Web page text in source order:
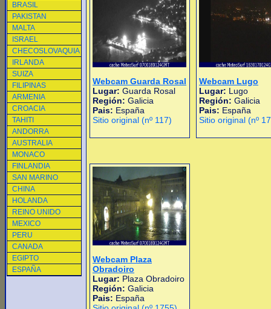
BRASIL
PAKISTAN
MALTA
ISRAEL
CHECOSLOVAQUIA
IRLANDA
SUIZA
FILIPINAS
ARMENIA
CROACIA
TAHITI
ANDORRA
AUSTRALIA
MONACO
FINLANDIA
SAN MARINO
CHINA
HOLANDA
REINO UNIDO
MEXICO
PERU
CANADA
EGIPTO
ESPAÑA
Webcam Guarda Rosal
Lugar: Guarda Rosal
Región: Galicia
Pais: España
Sitio original (nº 117)
Webcam Lugo
Lugar: Lugo
Región: Galicia
Pais: España
Sitio original (nº
Webcam Plaza
Obradoiro
Lugar: Plaza Obradoiro
Región: Galicia
Pais: España